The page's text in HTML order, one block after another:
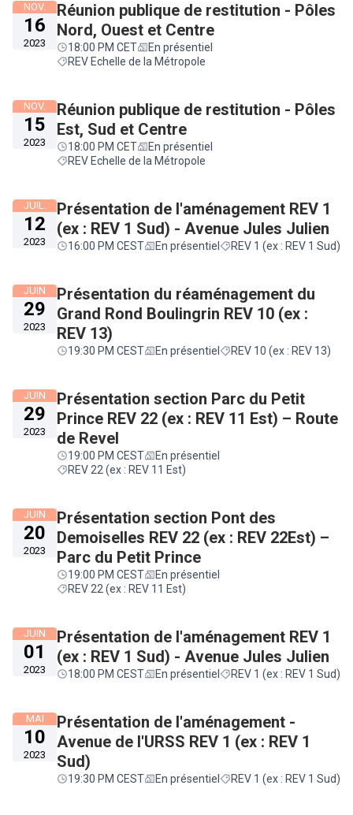
NOV.
16
2023
Réunion publique de restitution - Pôles
Nord, Ouest et Centre
18:00 PM CET
En présentiel
REV Echelle de la Métropole
NOV.
15
2023
Réunion publique de restitution - Pôles
Est, Sud et Centre
18:00 PM CET
En présentiel
REV Echelle de la Métropole
JUIL.
12
2023
Présentation de l'aménagement REV 1
(ex : REV 1 Sud) - Avenue Jules Julien
16:00 PM CEST En présentiel REV 1 (ex : REV 1 Sud)
JUIN
29
2023
Présentation du réaménagement du
Grand Rond Boulingrin REV 10 (ex :
REV 13)
19:30 PM CEST En présentiel REV 10 (ex : REV 13)
JUIN
29
2023
Présentation section Parc du Petit
Prince REV 22 (ex : REV 11 Est) – Route
de Revel
19:00 PM CEST
En présentiel
REV 22 (ex : REV 11 Est)
JUIN
20
2023
Présentation section Pont des
Demoiselles REV 22 (ex : REV 22Est) –
Parc du Petit Prince
19:00 PM CEST
En présentiel
REV 22 (ex : REV 11 Est)
JUIN
01
2023
Présentation de l'aménagement REV 1
(ex : REV 1 Sud) - Avenue Jules Julien
18:00 PM CEST En présentiel REV 1 (ex : REV 1 Sud)
MAI
10
2023
Présentation de l'aménagement -
Avenue de l'URSS REV 1 (ex : REV 1
Sud)
19:30 PM CEST En présentiel REV 1 (ex : REV 1 Sud)